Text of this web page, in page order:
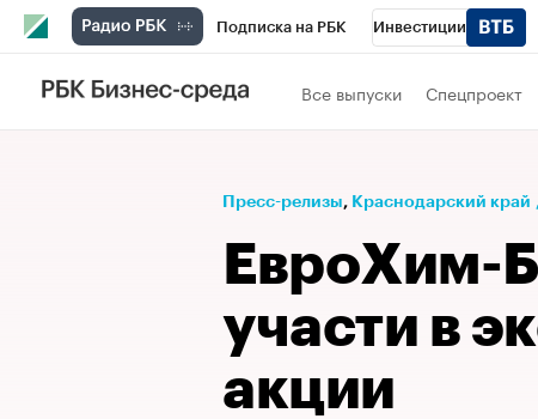
Подписка на РБК Инвестиции
Телеканал
Спецпроекты Проверка контрагентов
Рынок наличной валюты
Все выпуски Спецпроект
Пресс-релизы⁠, Краснодарский край
ЕвроХим-
участи в
акции